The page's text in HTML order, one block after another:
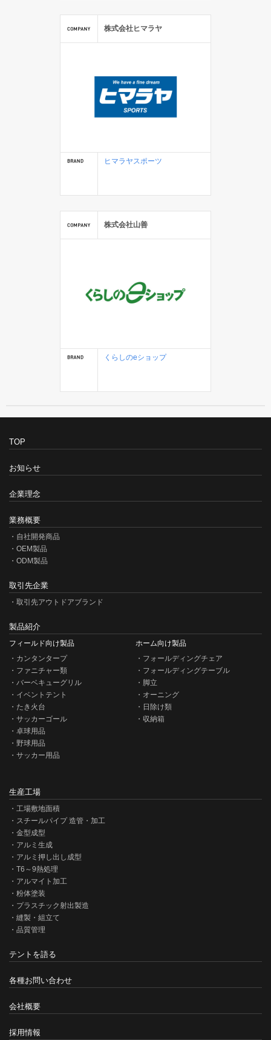
株式会社ヒマラヤ
ヒマラヤスポーツ
株式会社山善
くらしのeショップ
TOP
お知らせ
企業理念
業務概要
自社開発商品
OEM製品
ODM製品
取引先企業
取引先アウトドアブランド
製品紹介
フィールド向け製品
カンタンタープ
ファニチャー類
バーベキューグリル
イベントテント
たき火台
サッカーゴール
卓球用品
野球用品
サッカー用品
ホーム向け製品
フォールディングチェア
フォールディングテーブル
脚立
オーニング
日除け類
収納箱
生産工場
工場敷地面積
スチールパイプ 造管・加工
金型成型
アルミ生成
アルミ押し出し成型
T6～9熱処理
アルマイト加工
粉体塗装
プラスチック射出製造
縫製・組立て
品質管理
テントを語る
各種お問い合わせ
会社概要
採用情報